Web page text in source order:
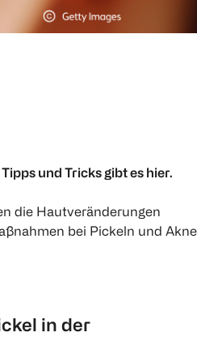
und Tricks gibt es hier.
die Hautveränderungen
bei Pickeln und
in der